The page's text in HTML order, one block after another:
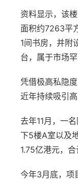
资料显示，该
面积约7263平
1间书房，并附
台，属于市场
凭借极高私隐
近年持续吸引高
去年11月，一
下5楼A室以及
1.75亿港元，合
今年3月底，项